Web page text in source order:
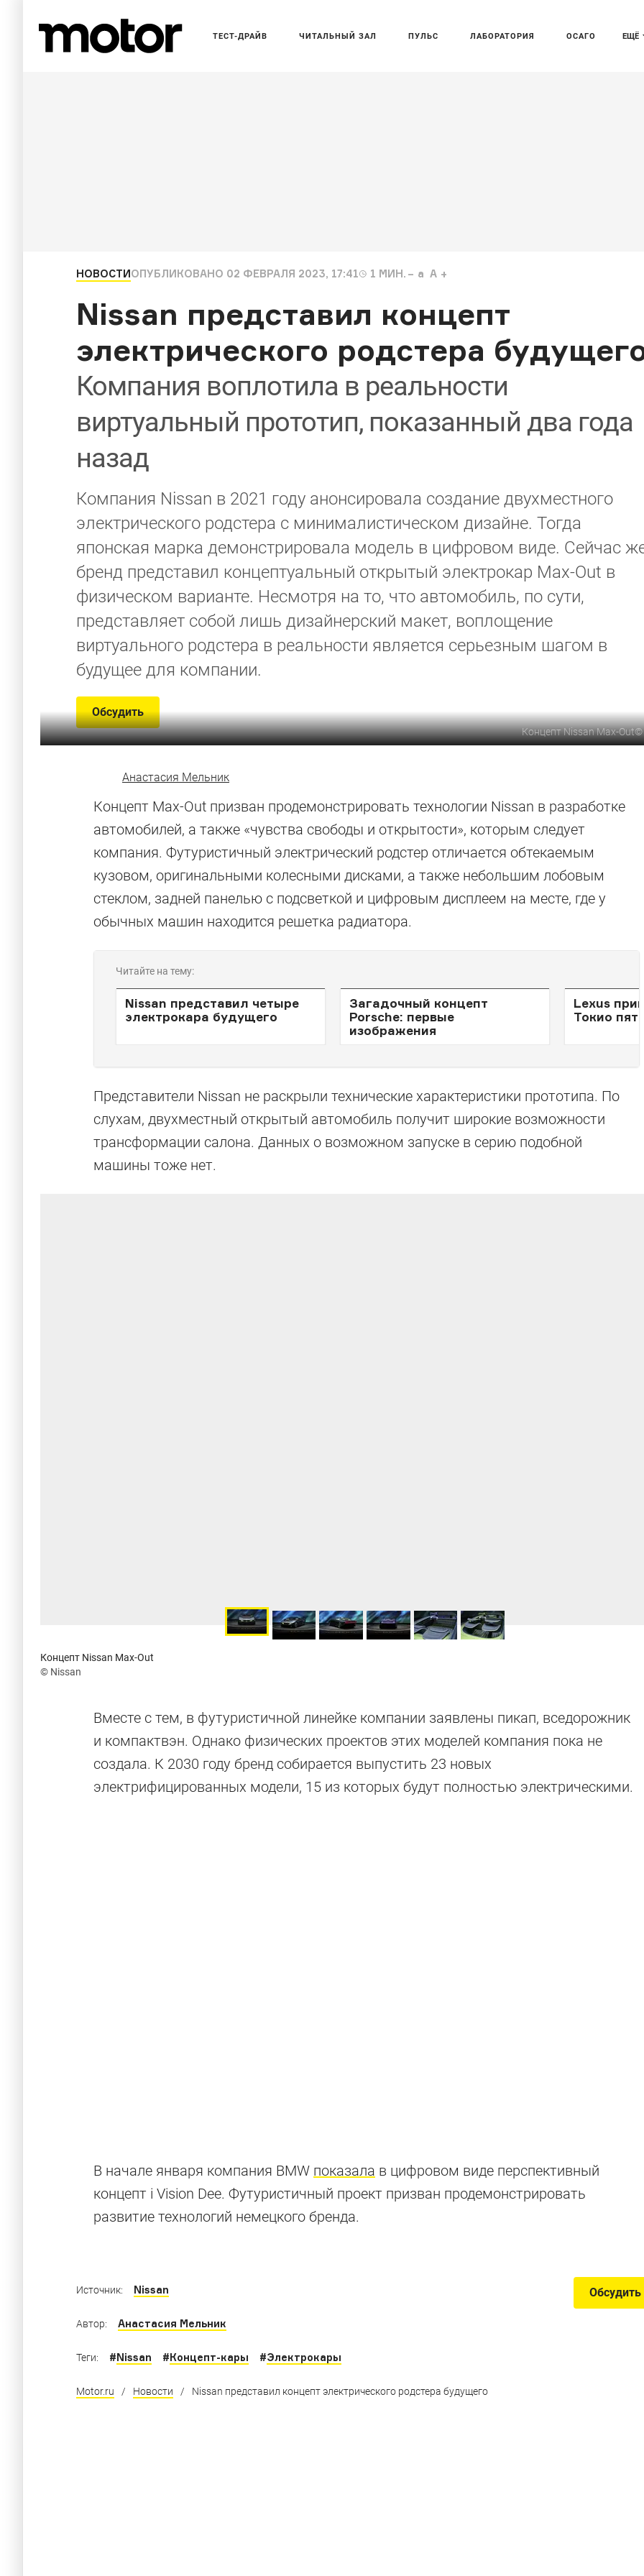
ЕЩЁ
ТЕСТ-ДРАЙВ ЧИТАЛЬНЫЙ ЗАЛ ПУЛЬС ЛАБОРАТОРИЯ ОСАГО
НОВОСТИОПУБЛИКОВАНО 02 ФЕВРАЛЯ 2023, 17:41 1 МИН. a A
Nissan представил концепт
электрического родстера
Компания воплотила в реальности
виртуальный прототип, показанный два года
назад
Компания Nissan в 2021 году анонсировала создание двухместного
электрического родстера с минималистическом дизайне. Тогда
японская марка демонстрировала модель в цифровом виде. Сейчас
бренд представил концептуальный открытый электрокар Max-Out в
физическом варианте. Несмотря на то, что автомобиль, по сути,
представляет собой лишь дизайнерский макет, воплощение
виртуального родстера в реальности является серьезным шагом в
будущее для компании.
Обсудить
Концепт Nissan Max-Out©
Анастасия Мельник
Концепт Max-Out призван продемонстрировать технологии Nissan в разработке
автомобилей, а также «чувства свободы и открытости», которым следует
компания. Футуристичный электрический родстер отличается обтекаемым
кузовом, оригинальными колесными дисками, а также небольшим лобовым
стеклом, задней панелью с подсветкой и цифровым дисплеем на месте, где у
обычных машин находится решетка радиатора.
Читайте на тему:
Nissan представил четыре
электрокара будущего
Загадочный концепт
Porsche: первые
изображения
Lexus
Токио
Представители Nissan не раскрыли технические характеристики прототипа. По
слухам, двухместный открытый автомобиль получит широкие возможности
трансформации салона. Данных о возможном запуске в серию подобной
машины тоже нет.
Концепт Nissan Max-Out
© Nissan
Вместе с тем, в футуристичной линейке компании заявлены пикап, вседорожник
и компактвэн. Однако физических проектов этих моделей компания пока не
создала. К 2030 году бренд собирается выпустить 23 новых
электрифицированных модели, 15 из которых будут полностью электрическими.
В начале января компания BMW показала в цифровом виде перспективный
концепт i Vision Dee. Футуристичный проект призван продемонстрировать
развитие технологий немецкого бренда.
нас
Эксклюзивный суперкар, спорткупе, экстремальные пикапы и электромобили, которые мы
увидим
Обсудить
Источник: Nissan
Автор: Анастасия Мельник
Теги: #Nissan #Концепт-кары #Электрокары
Motor.ru / Новости / Nissan представил концепт электрического родстера будущего